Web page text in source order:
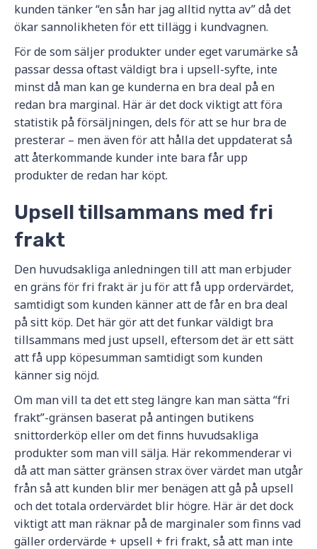
kunden tänker “en sån har jag alltid nytta av” då det
ökar sannolikheten för ett tillägg i kundvagnen.
För de som säljer produkter under eget varumärke så
passar dessa oftast väldigt bra i upsell-syfte, inte
minst då man kan ge kunderna en bra deal på en
redan bra marginal. Här är det dock viktigt att föra
statistik på försäljningen, dels för att se hur bra de
presterar – men även för att hålla det uppdaterat så
att återkommande kunder inte bara får upp
produkter de redan har köpt.
Upsell tillsammans med fri
frakt
Den huvudsakliga anledningen till att man erbjuder
en gräns för fri frakt är ju för att få upp ordervärdet,
samtidigt som kunden känner att de får en bra deal
på sitt köp. Det här gör att det funkar väldigt bra
tillsammans med just upsell, eftersom det är ett sätt
att få upp köpesumman samtidigt som kunden
känner sig nöjd.
Om man vill ta det ett steg längre kan man sätta “fri
frakt”-gränsen baserat på antingen butikens
snittorderköp eller om det finns huvudsakliga
produkter som man vill sälja. Här rekommenderar vi
då att man sätter gränsen strax över värdet man utgår
från så att kunden blir mer benägen att gå på upsell
och det totala ordervärdet blir högre. Här är det dock
viktigt att man räknar på de marginaler som finns vad
gäller ordervärde + upsell + fri frakt, så att man inte